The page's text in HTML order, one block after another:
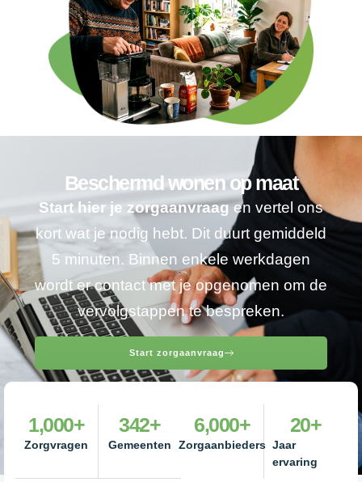
Beschermd wonen op maat
Start hier je zorgaanvraagen vertel ons
kort wat je nodig hebt. Dit duurt gemiddeld
5 minuten. Binnen enkele werkdagen
wordt er contact met je opgenomen om de
vervolgstappen te bespreken.
Start zorgaanvraag
Zorgvragen
1,000+
Gemeenten
342+
Zorgaanbieders
6,000+
Jaar
ervaring
20+